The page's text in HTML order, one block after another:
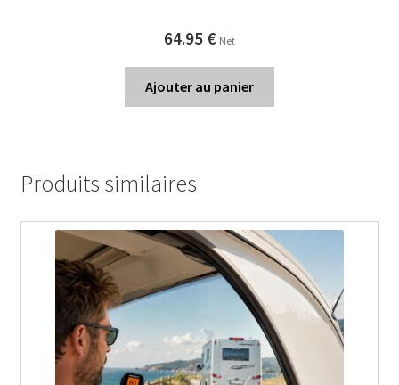
64.95 € Net
Ajouter au panier
Produits similaires